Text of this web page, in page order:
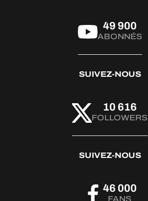
49 900
ABONNÉS
SUIVEZ-NOUS
10 616
FOLLOWERS
SUIVEZ-NOUS
46 000